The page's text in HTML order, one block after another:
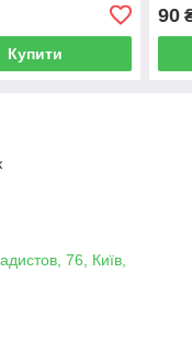
Купити
90
76, Київ,